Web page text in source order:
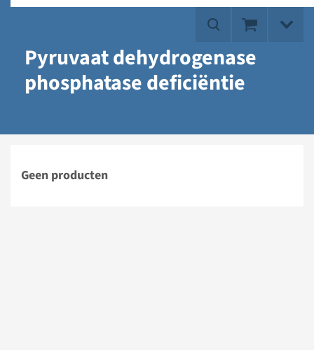
Pyruvaat dehydrogenase
phosphatase deficiëntie
Geen producten